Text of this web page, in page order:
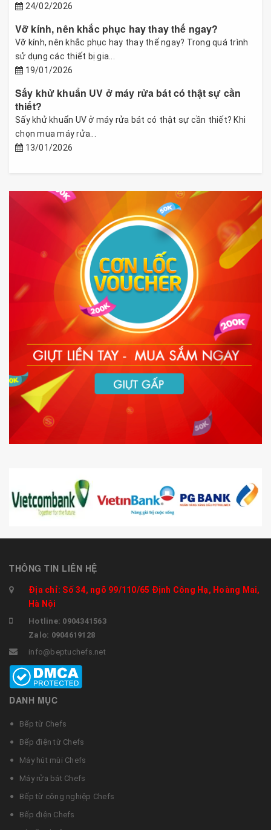
24/02/2026
Vỡ kính, nên khắc phục hay thay thế ngay?
Vỡ kính, nên khắc phục hay thay thế ngay? Trong quá trình
sử dụng các thiết bị gia...
19/01/2026
Sấy khử khuẩn UV ở máy rửa bát có thật sự cần
thiết?
Sấy khử khuẩn UV ở máy rửa bát có thật sự cần thiết? Khi
chọn mua máy rửa...
13/01/2026
THÔNG TIN LIÊN HỆ
Địa chỉ: Số 34, ngõ 99/110/65 Định Công Hạ, Hoàng Mai,
Hà Nội
Hotline: 0904341563
Zalo: 0904619128
info@beptuchefs.net
DANH MỤC
Bếp từ Chefs
Bếp điện từ Chefs
Máy hút mùi Chefs
Máy rửa bát Chefs
Bếp từ công nghiệp Chefs
Bếp điện Chefs